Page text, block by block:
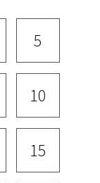
5
10
15